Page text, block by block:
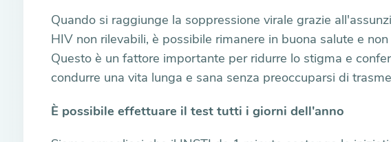
Quando si raggiunge la soppressione virale grazie
HIV non rilevabili, è possibile rimanere in buona salute e
Questo è un fattore importante per ridurre lo stigma e
condurre una vita lunga e sana senza preoccuparsi di
È possibile effettuare il test tutti i giorni dell'anno